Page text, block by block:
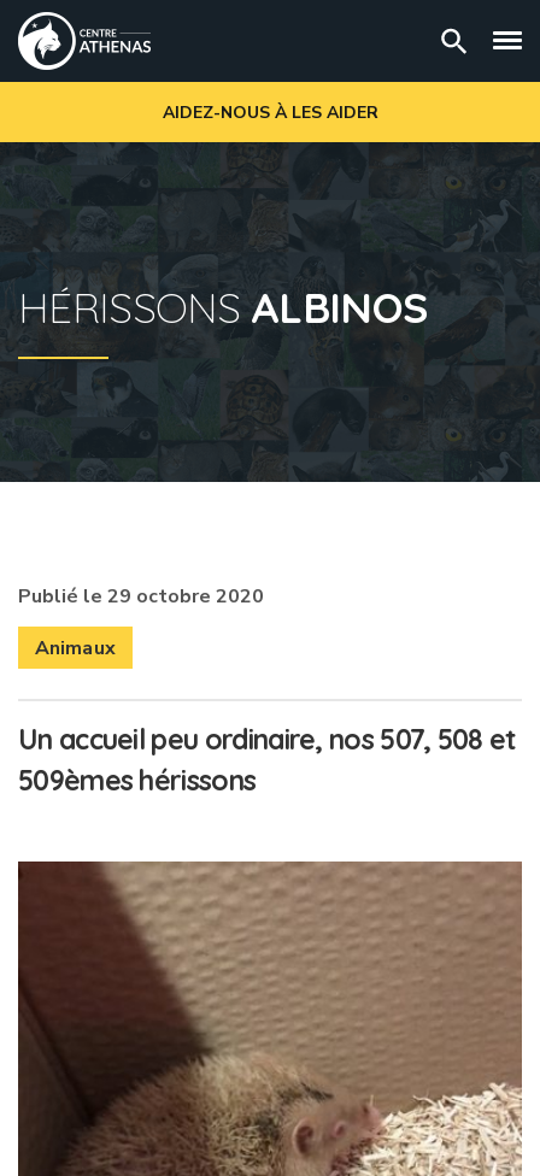
AIDEZ-NOUS À LES AIDER
HÉRISSONSALBINOS
Publié le 29 octobre 2020
Animaux
Un accueil peu ordinaire, nos 507, 508 et
509èmes hérissons